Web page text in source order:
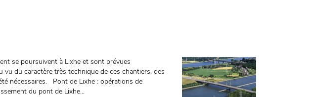
se poursuivent à Lixhe et sont prévues
vu du caractère très technique de ces chantiers, des
nécessaires. Pont de Lixhe : opérations de
du pont de Lixhe...